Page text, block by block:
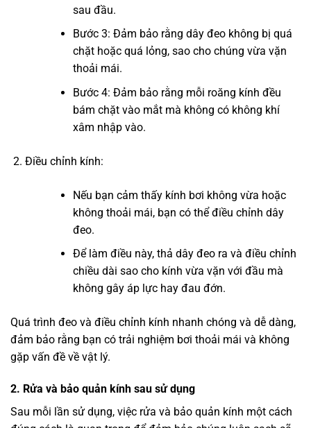
sau đầu.
Bước 3: Đảm bảo rằng dây đeo không bị quá
chặt hoặc quá lỏng, sao cho chúng vừa vặn
thoải mái.
Bước 4: Đảm bảo rằng mỗi roăng kính đều
bám chặt vào mắt mà không có không khí
xâm nhập vào.
Điều chỉnh kính:
Nếu bạn cảm thấy kính bơi không vừa hoặc
không thoải mái, bạn có thể điều chỉnh dây
đeo.
Để làm điều này, thả dây đeo ra và điều chỉnh
chiều dài sao cho kính vừa vặn với đầu mà
không gây áp lực hay đau đớn.
Quá trình đeo và điều chỉnh kính nhanh chóng và dễ dàng,
đảm bảo rằng bạn có trải nghiệm bơi thoải mái và không
gặp vấn đề về vật lý.
2. Rửa và bảo quản kính sau sử dụng
Sau mỗi lần sử dụng, việc rửa và bảo quản kính một cách